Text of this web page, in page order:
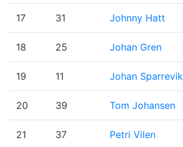
17 31 Johnny Hatt
18 25 Johan Gren
19 11 Johan Sparrevik
20 39 Tom Johansen
21 37 Petri Vilen